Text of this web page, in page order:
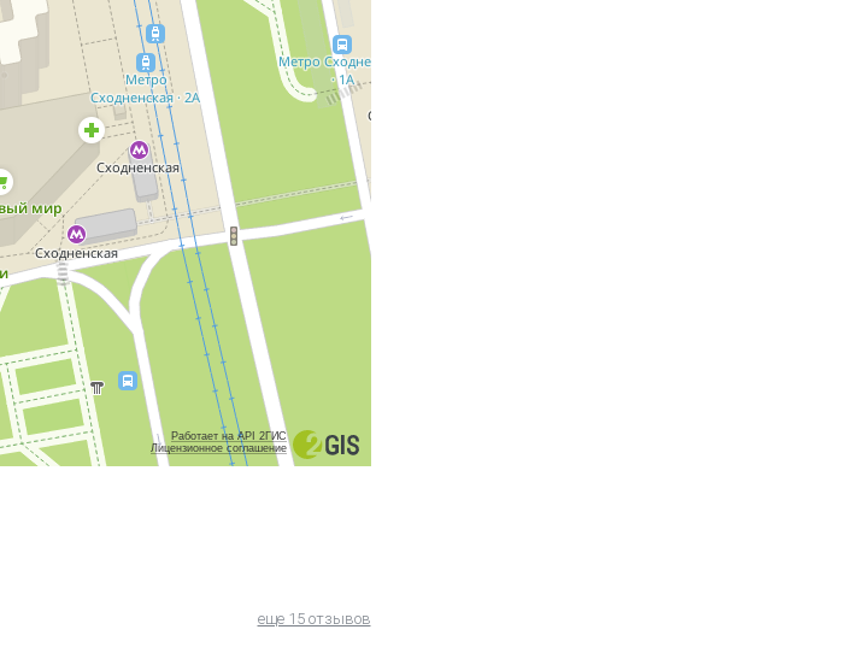
Работает на API 2ГИС
Лицензионное соглашение
еще 15 отзывов